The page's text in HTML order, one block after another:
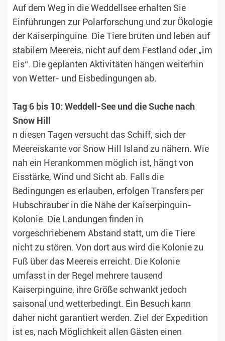
Auf dem Weg in die Weddellsee erhalten Sie
Einführungen zur Polarforschung und zur Ökologie
der Kaiserpinguine. Die Tiere brüten und leben auf
stabilem Meereis, nicht auf dem Festland oder „im
Eis“. Die geplanten Aktivitäten hängen weiterhin
von Wetter- und Eisbedingungen ab.
Tag 6 bis 10: Weddell-See und die Suche nach
Snow Hill
n diesen Tagen versucht das Schiff, sich der
Meereiskante vor Snow Hill Island zu nähern. Wie
nah ein Herankommen möglich ist, hängt von
Eisstärke, Wind und Sicht ab. Falls die
Bedingungen es erlauben, erfolgen Transfers per
Hubschrauber in die Nähe der Kaiserpinguin-
Kolonie. Die Landungen finden in
vorgeschriebenem Abstand statt, um die Tiere
nicht zu stören. Von dort aus wird die Kolonie zu
Fuß über das Meereis erreicht. Die Kolonie
umfasst in der Regel mehrere tausend
Kaiserpinguine, ihre Größe schwankt jedoch
saisonal und wetterbedingt. Ein Besuch kann
daher nicht garantiert werden. Ziel der Expedition
ist es, nach Möglichkeit allen Gästen einen